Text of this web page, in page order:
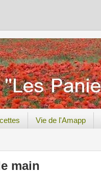
Vie de l'Amapp
main